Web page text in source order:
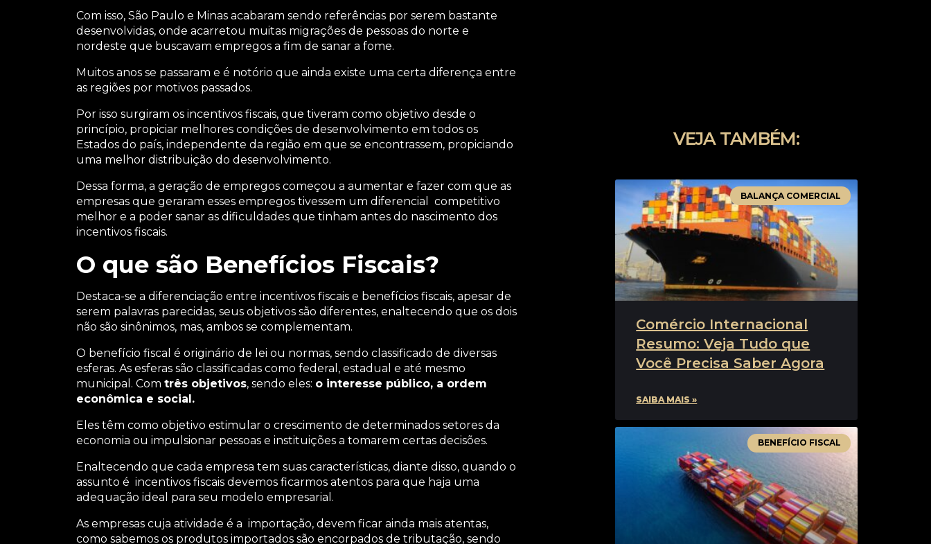
Com isso, São Paulo e Minas acabaram sendo referências por serem bastante
desenvolvidas, onde acarretou muitas migrações de pessoas do norte e
nordeste que buscavam empregos a fim de sanar a fome.
Muitos anos se passaram e é notório que ainda existe uma certa diferença entre
as regiões por motivos passados.
Por isso surgiram os incentivos fiscais, que tiveram como objetivo desde o
princípio, propiciar melhores condições de desenvolvimento em todos os
Estados do país, independente da região em que se encontrassem, propiciando
uma melhor distribuição do desenvolvimento.
Dessa forma, a geração de empregos começou a aumentar e fazer com que as
empresas que geraram esses empregos tivessem um diferencial competitivo
melhor e a poder sanar as dificuldades que tinham antes do nascimento dos
incentivos fiscais.
O que são Benefícios Fiscais?
Destaca-se a diferenciação entre incentivos fiscais e benefícios fiscais, apesar de
serem palavras parecidas, seus objetivos são diferentes, enaltecendo que os dois
não são sinônimos, mas, ambos se complementam.
O benefício fiscal é originário de lei ou normas, sendo classificado de diversas
esferas. As esferas são classificadas como federal, estadual e até mesmo
municipal. Com três objetivos, sendo eles: o interesse público, a ordem
econômica e social.
Eles têm como objetivo estimular o crescimento de determinados setores da
economia ou impulsionar pessoas e instituições a tomarem certas decisões.
Enaltecendo que cada empresa tem suas características, diante disso, quando o
assunto é incentivos fiscais devemos ficarmos atentos para que haja uma
adequação ideal para seu modelo empresarial.
As empresas cuja atividade é a importação, devem ficar ainda mais atentas,
como sabemos os produtos importados são encorpados de tributação, sendo
VEJA TAMBÉM:
BALANÇA COMERCIAL
Comércio Internacional
Resumo: Veja Tudo que
Você Precisa Saber Agora
SAIBA MAIS »
BENEFÍCIO FISCAL